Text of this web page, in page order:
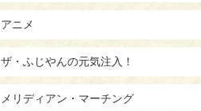
アニメ
ザ・ふじやんの元気注入！
メリディアン・マーチング